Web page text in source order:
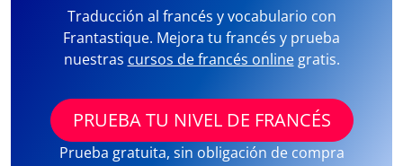
Traducción al francés y vocabulario con
Frantastique. Mejora tu francés y prueba
nuestras cursos de francés onlinegratis.
PRUEBA TU NIVEL DE FRANCÉS
Prueba gratuita, sin obligación de compra